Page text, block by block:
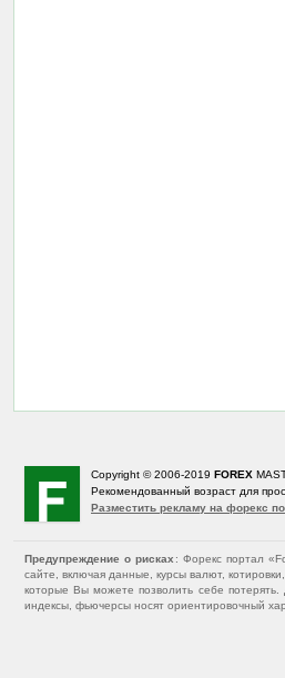
Copyright © 2006-2019 FOREX
Рекомендованный возраст для
Разместить рекламу на форекс
Предупреждение о рисках : Форекс портал
сайте, включая данные, курсы валют,
которые Вы можете позволить себе
индексы, фьючерсы носят ориентировочный